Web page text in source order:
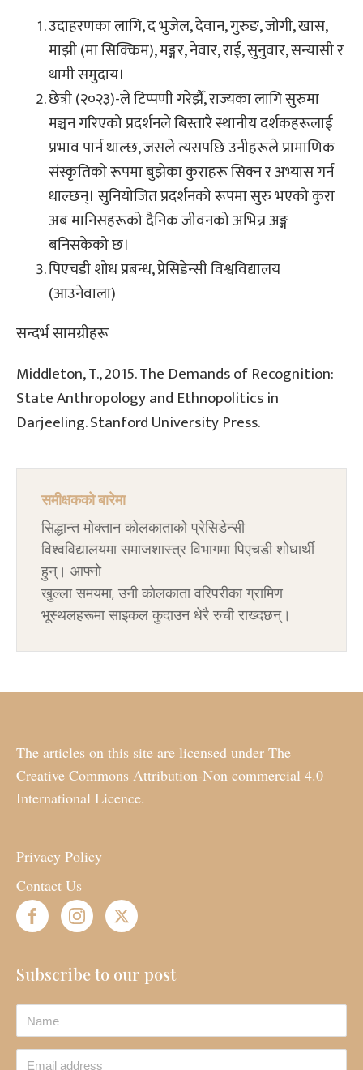
उदाहरणका लागि, द भुजेल, देवान, गुरुङ, जोगी, खास,
माझी (मा सिक्किम), मङ्गर, नेवार, राई, सुनुवार, सन्यासी र
थामी समुदाय।
छेत्री (२०२३)-ले टिप्पणी गरेझैँ, राज्यका लागि सुरुमा
मञ्चन गरिएको प्रदर्शनले बिस्तारै स्थानीय दर्शकहरूलाई
प्रभाव पार्न थाल्छ, जसले त्यसपछि उनीहरूले प्रामाणिक
संस्कृतिको रूपमा बुझेका कुराहरू सिक्न र अभ्यास गर्न
थाल्छन्। सुनियोजित प्रदर्शनको रूपमा सुरु भएको कुरा
अब मानिसहरूको दैनिक जीवनको अभिन्न अङ्ग
बनिसकेको छ।
पिएचडी शोध प्रबन्ध, प्रेसिडेन्सी विश्वविद्यालय
(आउनेवाला)
सन्दर्भ सामग्रीहरू
Middleton, T., 2015. The Demands of Recognition:
State Anthropology and Ethnopolitics in
Darjeeling. Stanford University Press.
समीक्षकको बारेमा
सिद्धान्त मोक्तान कोलकाताको प्रेसिडेन्सी
विश्वविद्यालयमा समाजशास्त्र विभागमा पिएचडी शोधार्थी
हुन्। आफ्नो
खुल्ला समयमा, उनी कोलकाता वरिपरीका ग्रामिण
भूस्थलहरूमा साइकल कुदाउन धेरै रुची राख्दछन्।
The articles on this site are licensed under The
Creative Commons Attribution-Non commercial 4.0
International Licence.
Privacy Policy
Contact Us
Subscribe to our post